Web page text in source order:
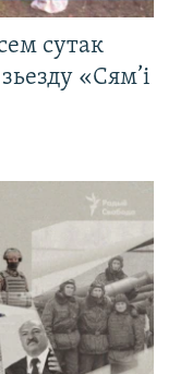
сутак
«Сям’і